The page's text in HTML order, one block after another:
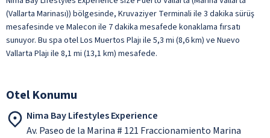
(Vallarta Marinası)) bölgesinde, Kruvaziyer Terminali ile 3 dakika sürüş
mesafesinde ve Malecon ile 7 dakika mesafede konaklama fırsatı
sunuyor. Bu spa otel Los Muertos Plajı ile 5,3 mi (8,6 km) ve Nuevo
Vallarta Plajı ile 8,1 mi (13,1 km) mesafede.
Otel Konumu
Nima Bay Lifestyles Experience
Av. Paseo de la Marina # 121 Fraccionamiento Marina